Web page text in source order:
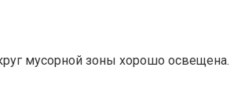
мусорной зоны хорошо освещена.